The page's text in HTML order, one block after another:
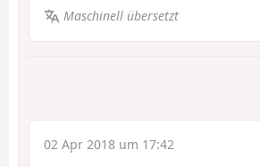
Maschinell übersetzt
02 Apr 2018 um 17:42